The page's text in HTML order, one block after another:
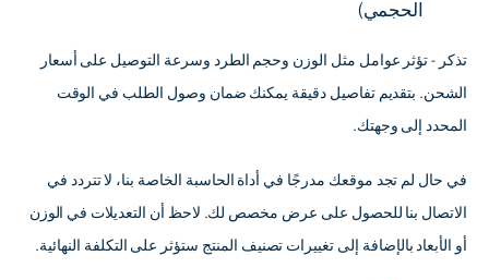
الحجمي)
تذكر - تؤثر عوامل مثل الوزن وحجم الطرد وسرعة التوصيل على أسعار
الشحن. بتقديم تفاصيل دقيقة يمكنك ضمان وصول الطلب في الوقت
المحدد إلى وجهتك.
في حال لم تجد موقعك مدرجًا في أداة الحاسبة الخاصة بنا، لا تتردد في
الاتصال بنا للحصول على عرض مخصص لك. لاحظ أن التعديلات في الوزن
أو الأبعاد بالإضافة إلى تغييرات تصنيف المنتج ستؤثر على التكلفة النهائية.